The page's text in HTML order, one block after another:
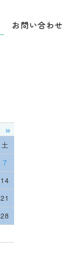
お問い合わせ
»
土
7
14
21
28